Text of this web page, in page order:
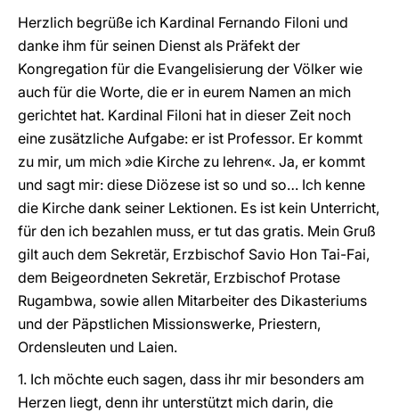
Herzlich begrüße ich Kardinal Fernando Filoni und
danke ihm für seinen Dienst als Präfekt der
Kongregation für die Evangelisierung der Völker wie
auch für die Worte, die er in eurem Namen an mich
gerichtet hat. Kardinal Filoni hat in dieser Zeit noch
eine zusätzliche Aufgabe: er ist Professor. Er kommt
zu mir, um mich »die Kirche zu lehren«. Ja, er kommt
und sagt mir: diese Diözese ist so und so… Ich kenne
die Kirche dank seiner Lektionen. Es ist kein Unterricht,
für den ich bezahlen muss, er tut das gratis. Mein Gruß
gilt auch dem Sekretär, Erzbischof Savio Hon Tai-Fai,
dem Beigeordneten Sekretär, Erzbischof Protase
Rugambwa, sowie allen Mitarbeiter des Dikasteriums
und der Päpstlichen Missionswerke, Priestern,
Ordensleuten und Laien.
1. Ich möchte euch sagen, dass ihr mir besonders am
Herzen liegt, denn ihr unterstützt mich darin, die